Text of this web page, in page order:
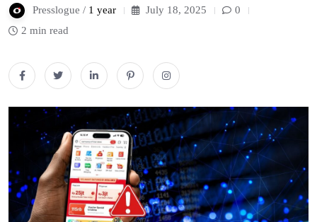
Presslogue / 1 year July 18, 2025
0
2 min read